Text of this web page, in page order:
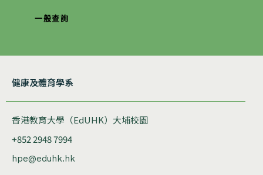
一般查詢
健康及體育學系
香港教育大學（EdUHK）大埔校園
+852 2948 7994
hpe@eduhk.hk